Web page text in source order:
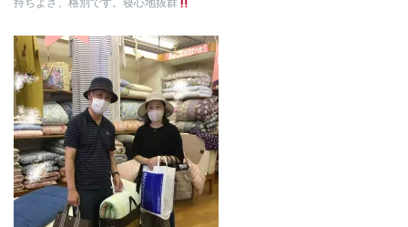
持ちよさ、格別です。寝心地抜群